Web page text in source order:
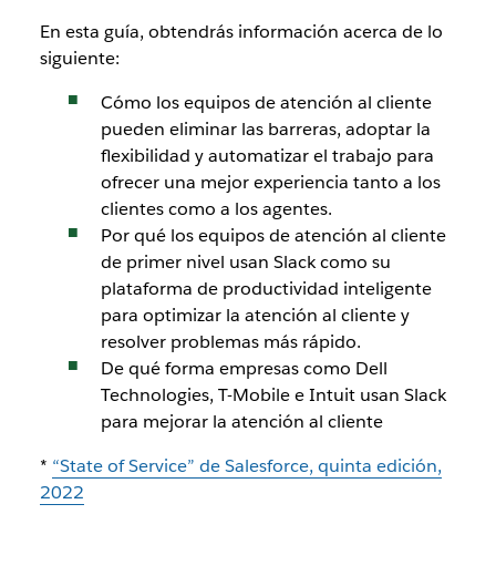
En esta guía, obtendrás información acerca de lo
siguiente:
Cómo los equipos de atención al cliente
pueden eliminar las barreras, adoptar la
flexibilidad y automatizar el trabajo para
ofrecer una mejor experiencia tanto a los
clientes como a los agentes.
Por qué los equipos de atención al cliente
de primer nivel usan Slack como su
plataforma de productividad inteligente
para optimizar la atención al cliente y
resolver problemas más rápido.
De qué forma empresas como Dell
Technologies, T-Mobile e Intuit usan Slack
para mejorar la atención al cliente
* “State of Service” de Salesforce, quinta edición,
2022